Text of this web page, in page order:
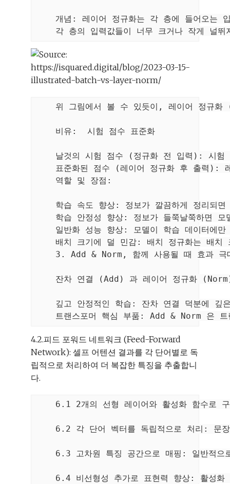
개념: 레이어 정규화는 각 층에 들어오는
위 그림에서 볼 수 있듯이, 레이어 정규화
    비유:  시험 점수 표준화
날것의 시험 점수 (정규화 전 입력): 시험
표준화된 점수 (레이어 정규화 후 출력):
    역할 및 장점:
학습 속도 향상: 정보가 깔끔하게 정리되면
학습 안정성 향상: 정보가 들쭉날쭉하면 모
일반화 성능 향상: 모델이 학습 데이터에만
배치 크기에 덜 민감: 배치 정규화는 배치
3. Add & Norm, 함께 사용될 때 효과 극
잔차 연결 (Add) 과 레이어 정규화
깊고 안정적인 학습: 잔차 연결 덕분에 깊
4.2.피드 포워드 네트워크 (Feed-Forward
Network): 셀프 어텐션 결과를 각 단어별로 독
립적으로 처리하여 더 복잡한 특징을 추출합니
다.
6.1 2개의 선형 레이어와 활성화 함수로
6.2 각 단어 벡터를 독립적으로 처리: 문
6.3 고차원 특징 공간으로 매핑: 일반적으
6.4 비선형성 추가로 표현력 향상: 활성화